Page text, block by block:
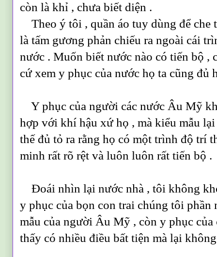
còn là khỉ , chưa biết diện .
Theo ý tôi , quần áo tuy dùng để che
là tấm gương phản chiếu ra ngoài cái
nước . Muốn biết nước nào có tiến bộ ,
cứ xem y phục của nước họ ta cũng đủ
Y phục của người các nước Âu Mỹ
hợp với khí hậu xứ họ , mà kiểu mẫu
thế đủ tỏ ra rằng họ có một trình độ trí
minh rất rõ rệt và luôn luôn rất tiến bộ .
Đoái nhìn lại nước nhà , tôi không
y phục của bọn con trai chúng tôi phần
mẫu của người Âu Mỹ , còn y phục
thấy có nhiều điều bất tiện mà lại